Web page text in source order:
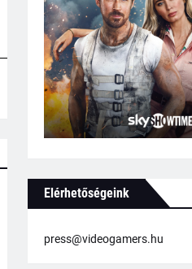
Elérhetőségeink
press@videogamers.hu